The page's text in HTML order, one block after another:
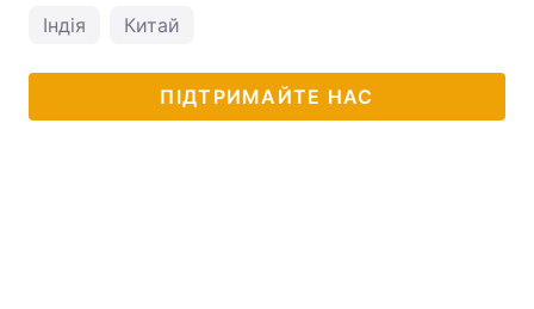
Індія Китай
ПІДТРИМАЙТЕ НАС